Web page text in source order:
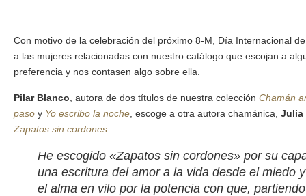
Con motivo de la celebración del próximo 8-M, Día Internacional
a las mujeres relacionadas con nuestro catálogo que escojan a
preferencia y nos contasen algo sobre ella.
Pilar Blanco , autora de dos títulos de nuestra colección Chamán
paso y Yo escribo la noche , escoge a otra autora chamánica, Julia
Zapatos sin cordones
He escogido «Zapatos sin cordones» por su
una escritura del amor a la vida desde el miedo
el alma en vilo por la potencia con que,